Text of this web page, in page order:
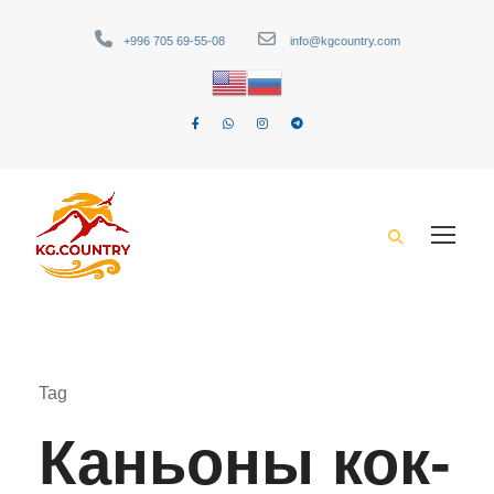
+996 705 69-55-08 info@kgcountry.com
Tag
Каньоны кок-